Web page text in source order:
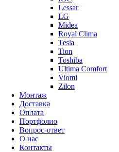
Lessar
LG
Midea
Royal Clima
Tesla
Tion
Toshiba
Ultima Comfort
Viomi
Zilon
Монтаж
Доставка
Оплата
Портфолио
Вопрос-ответ
О нас
Контакты